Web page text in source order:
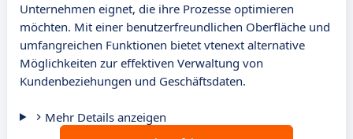
Unternehmen eignet, die ihre Prozesse optimieren
möchten. Mit einer benutzerfreundlichen Oberfläche und
umfangreichen Funktionen bietet vtenext alternative
Möglichkeiten zur effektiven Verwaltung von
Kundenbeziehungen und Geschäftsdaten.
Mehr Details anzeigen